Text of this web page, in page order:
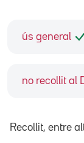
ús general
no recollit al
Recollit, entre